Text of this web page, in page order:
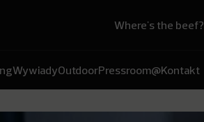
Where's the beef?
WywiadyOutdoorPressroom@Kontakt